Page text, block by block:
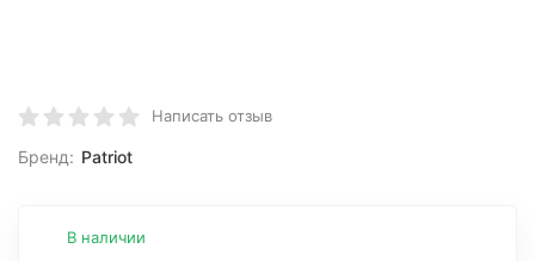
Написать отзыв
Бренд: Patriot
В наличии